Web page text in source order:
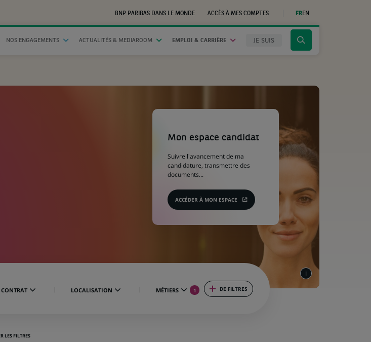
BNP PARIBAS DANS LE MONDE
ACCÈS À MES COMPTES
LIEN
DANS
UN
FREN
NOS ENGAGEMENTS ACTUALITÉS & MEDIAROOM EMPLOI & CARRIÈRE JE SUIS
Cliquer
moteur
Mon espace candidat
Suivre l'avancement de ma
candidature, transmettre des
documents...
ACCÉDER À MON ESPACE
(Ce
s'ouvre
dans
nouvel
onglet)
CONTRAT LOCALISATION MÉTIERS 1 DE FILTRES
LES FILTRES